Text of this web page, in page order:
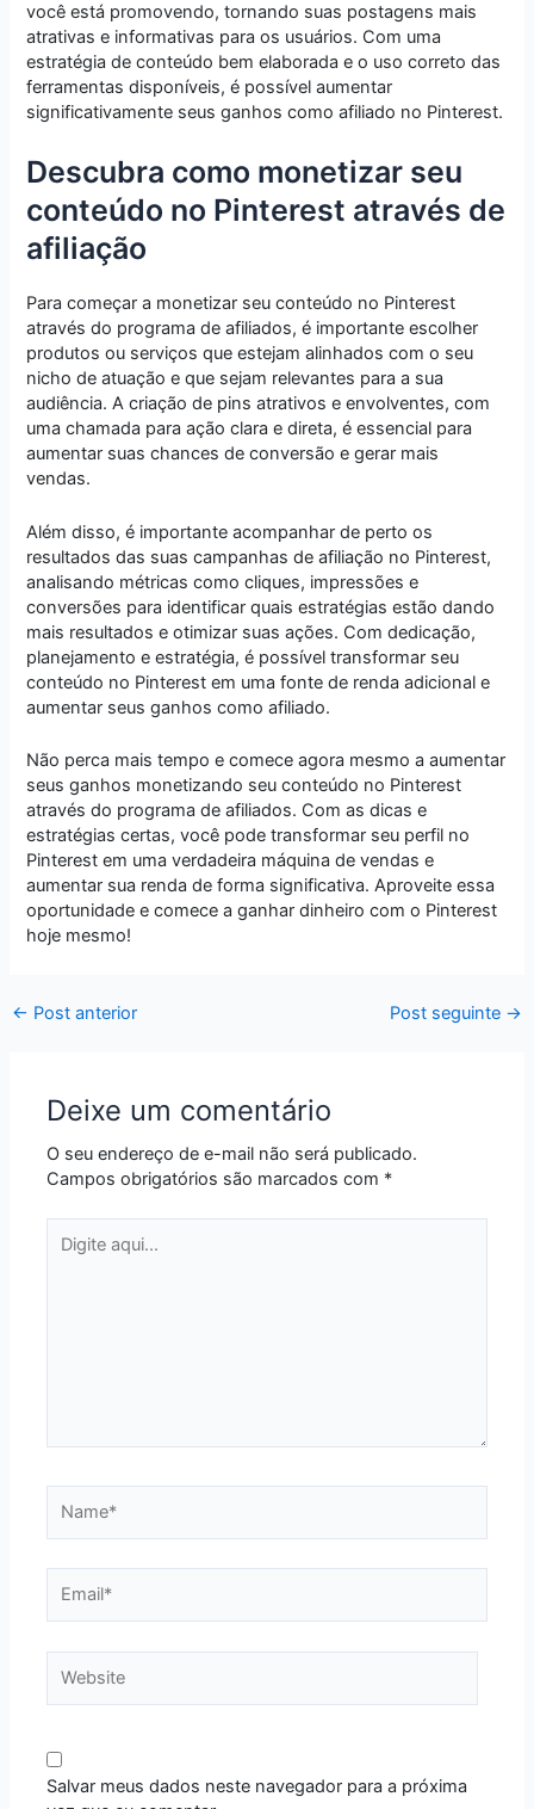
você está promovendo, tornando suas postagens mais
atrativas e informativas para os usuários. Com uma
estratégia de conteúdo bem elaborada e o uso correto das
ferramentas disponíveis, é possível aumentar
significativamente seus ganhos como afiliado no Pinterest.
Descubra como monetizar seu
conteúdo no Pinterest através de
afiliação
Para começar a monetizar seu conteúdo no Pinterest
através do programa de afiliados, é importante escolher
produtos ou serviços que estejam alinhados com o seu
nicho de atuação e que sejam relevantes para a sua
audiência. A criação de pins atrativos e envolventes, com
uma chamada para ação clara e direta, é essencial para
aumentar suas chances de conversão e gerar mais
vendas.
Além disso, é importante acompanhar de perto os
resultados das suas campanhas de afiliação no Pinterest,
analisando métricas como cliques, impressões e
conversões para identificar quais estratégias estão dando
mais resultados e otimizar suas ações. Com dedicação,
planejamento e estratégia, é possível transformar seu
conteúdo no Pinterest em uma fonte de renda adicional e
aumentar seus ganhos como afiliado.
Não perca mais tempo e comece agora mesmo a aumentar
seus ganhos monetizando seu conteúdo no Pinterest
através do programa de afiliados. Com as dicas e
estratégias certas, você pode transformar seu perfil no
Pinterest em uma verdadeira máquina de vendas e
aumentar sua renda de forma significativa. Aproveite essa
oportunidade e comece a ganhar dinheiro com o Pinterest
hoje mesmo!
← Post anterior Post seguinte →
Deixe um comentário
O seu endereço de e-mail não será publicado.
Campos obrigatórios são marcados com *
aqui...
Salvar meus dados neste navegador para a próxima